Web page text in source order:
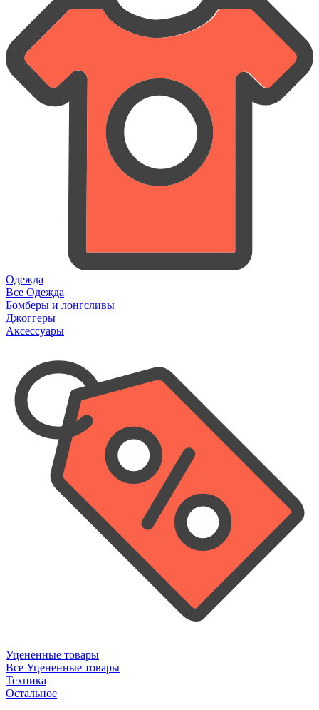
Одежда
Все Одежда
Бомберы и лонгсливы
Джоггеры
Аксессуары
Уцененные товары
Все Уцененные товары
Техника
Остальное